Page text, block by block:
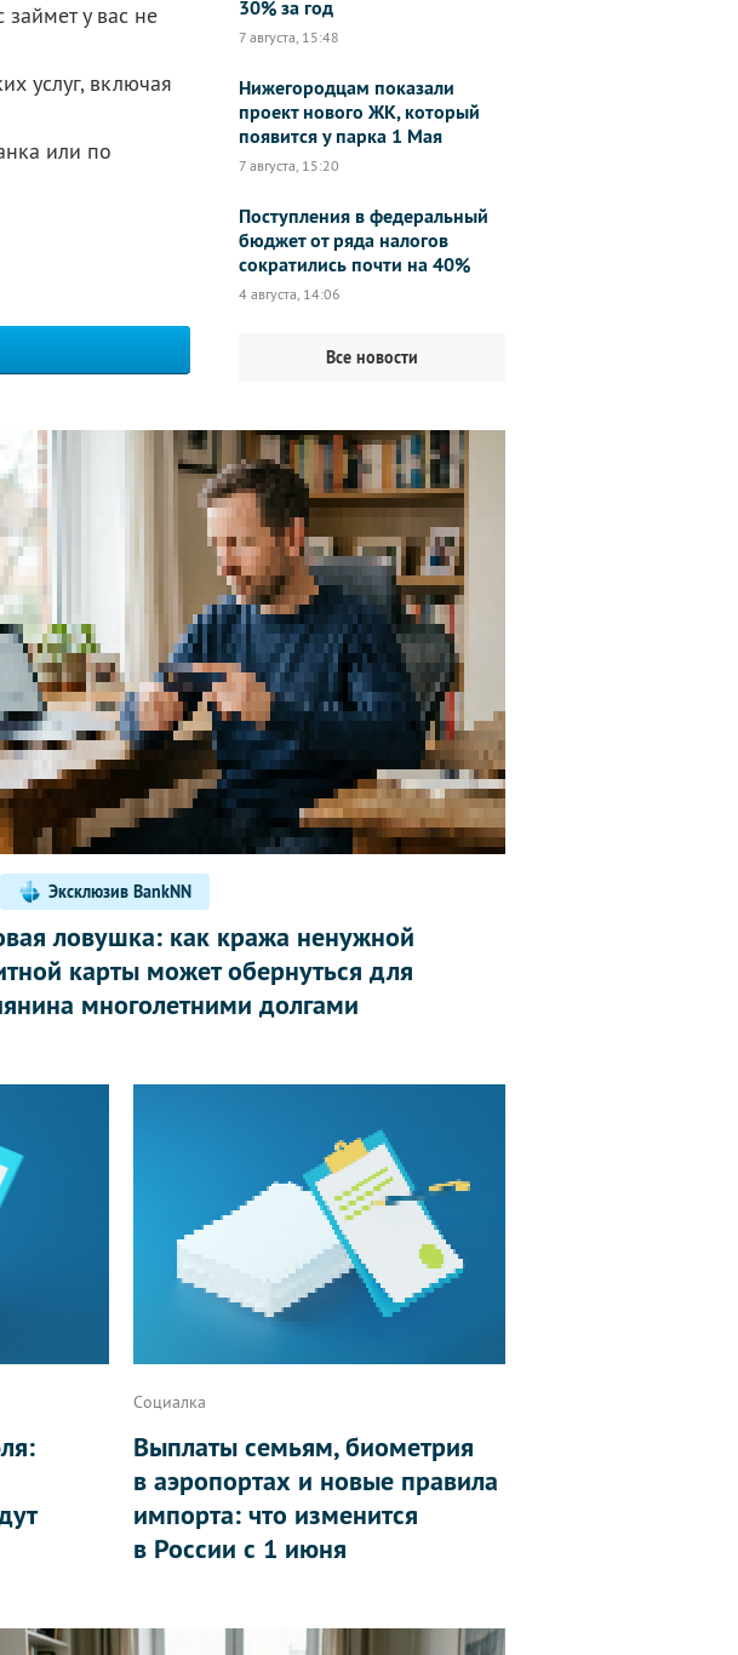
займет у вас не
услуг, включая
или по
30% за год
7 августа, 15:48
Нижегородцам показали
проект нового ЖК, который
появится у парка 1 Мая
7 августа, 15:20
Поступления в федеральный
бюджет от ряда налогов
сократились почти на 40%
4 августа, 14:06
Все новости
Эксклюзив BankNN
ловушка: как кража ненужной
карты может обернуться для
многолетними долгами
Социалка
Выплаты семьям, биометрия
в аэропортах и новые правила
импорта: что изменится
в России с 1 июня